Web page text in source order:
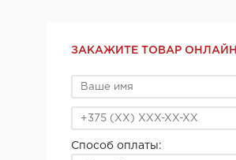
ЗАКАЖИТЕ ТОВАР ОНЛАЙН
Способ оплаты: